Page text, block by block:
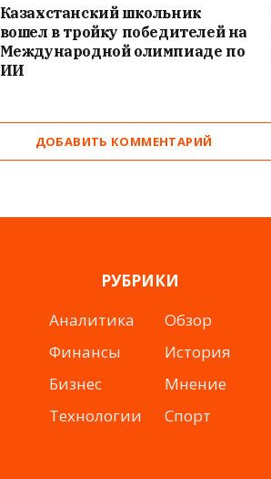
Казахстанский школьник
вошел в тройку победителей на
Международной олимпиаде по
ИИ
ДОБАВИТЬ КОММЕНТАРИЙ
РУБРИКИ
Аналитика
Финансы
Бизнес
Технологии
Обзор
История
Мнение
Спорт